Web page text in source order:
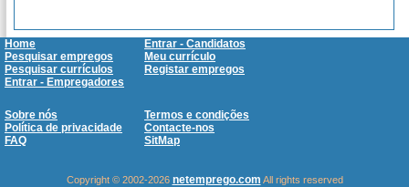
Home
Entrar - Candidatos
Pesquisar empregos
Meu currículo
Pesquisar currículos
Registar empregos
Entrar - Empregadores
Sobre nós
Termos e condições
Política de privacidade
Contacte-nos
FAQ
SitMap
Copyright © 2002-2026 netemprego.com All rights reserved